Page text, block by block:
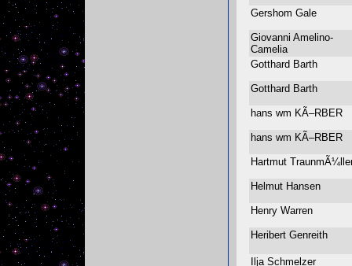
Gershom Gale
Giovanni Amelino-
Camelia
Gotthard Barth
Gotthard Barth
hans wm KÃ–RBER
hans wm KÃ–RBER
Hartmut
Helmut Hansen
Henry Warren
Heribert Genreith
Ilja Schmelzer